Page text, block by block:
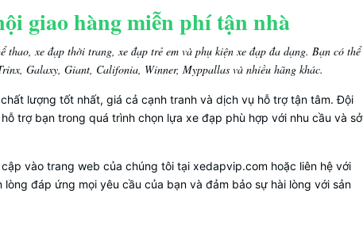
giao hàng miễn phí tận nhà
xe đạp thời trang, xe đạp trẻ em và phụ kiện xe đạp đa dạng. Bạn có thể
Galaxy, Giant, Califonia, Winner, Myppallas và nhiều hãng khác.
lượng tốt nhất, giá cả cạnh tranh và dịch vụ hỗ trợ tận tâm. Đội
trợ bạn trong quá trình chọn lựa xe đạp phù hợp với nhu cầu và sở
vào trang web của chúng tôi tại xedapvip.com hoặc liên hệ với
lòng đáp ứng mọi yêu cầu của bạn và đảm bảo sự hài lòng với sản